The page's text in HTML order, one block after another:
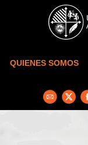
Skip to main content
QUIENES SOMOS